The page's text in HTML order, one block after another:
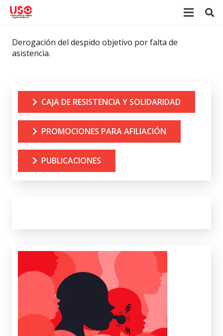
Derogación del despido objetivo por falta de
asistencia.
CAJA DE RESISTENCIA Y SOLIDARIDAD
PROMOCIONES PARA AFILIACIÓN
PUBLICACIONES